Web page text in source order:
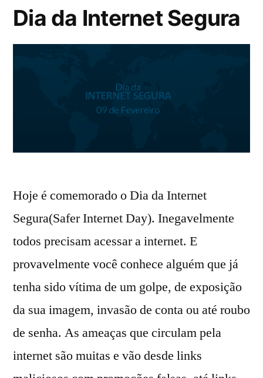
Dia da Internet Segura
Hoje é comemorado o Dia da Internet
Segura(Safer Internet Day). Inegavelmente
todos precisam acessar a internet. E
provavelmente você conhece alguém que já
tenha sido vítima de um golpe, de exposição
da sua imagem, invasão de conta ou até roubo
de senha. As ameaças que circulam pela
internet são muitas e vão desde links